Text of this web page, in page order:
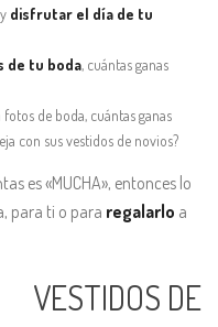
disfrutar el día de tu
de tu boda, cuántas ganas
de boda, cuántas ganas
con sus vestidos de novios?
es «MUCHA», entonces lo
para ti o para regalarlo a